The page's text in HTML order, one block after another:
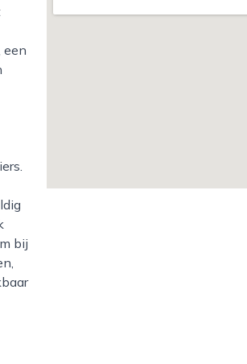
een
bij